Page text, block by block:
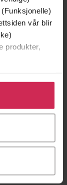
vår blir
produkter,
til å
også
ved å klikke
349,-
EBOK